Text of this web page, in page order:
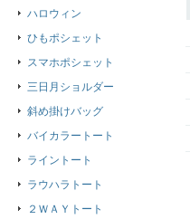
ハロウィン
ひもポシェット
スマホポシェット
三日月ショルダー
斜め掛けバッグ
バイカラートート
ライントート
ラウハラトート
２ＷＡＹトート